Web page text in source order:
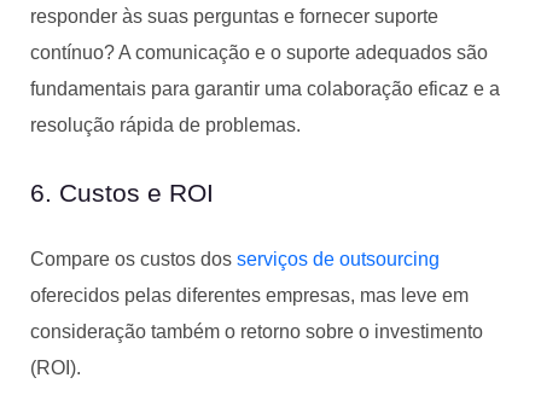
responder às suas perguntas e fornecer suporte
contínuo? A comunicação e o suporte adequados são
fundamentais para garantir uma colaboração eficaz e a
resolução rápida de problemas.
6. Custos e ROI
Compare os custos dos serviços de outsourcing
oferecidos pelas diferentes empresas, mas leve em
consideração também o retorno sobre o investimento
(ROI).